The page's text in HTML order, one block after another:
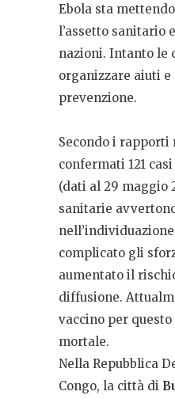
Ebola sta
l’assetto sanitario
nazioni. Intanto le
organizzare aiuti
prevenzione.
Secondo i
confermati 121
(dati al 29 maggio
sanitarie
complicato gli
aumentato il
diffusione.
vaccino per
mortale.
Nella Repubblica
Congo, la città di